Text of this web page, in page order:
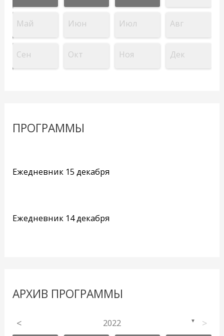
Май Июн Июл Авг
Сен Окт Ноя Дек
ПРОГРАММЫ
Ежедневник 15 декабря
Ежедневник 14 декабря
АРХИВ ПРОГРАММЫ
< 2022 ▼ >